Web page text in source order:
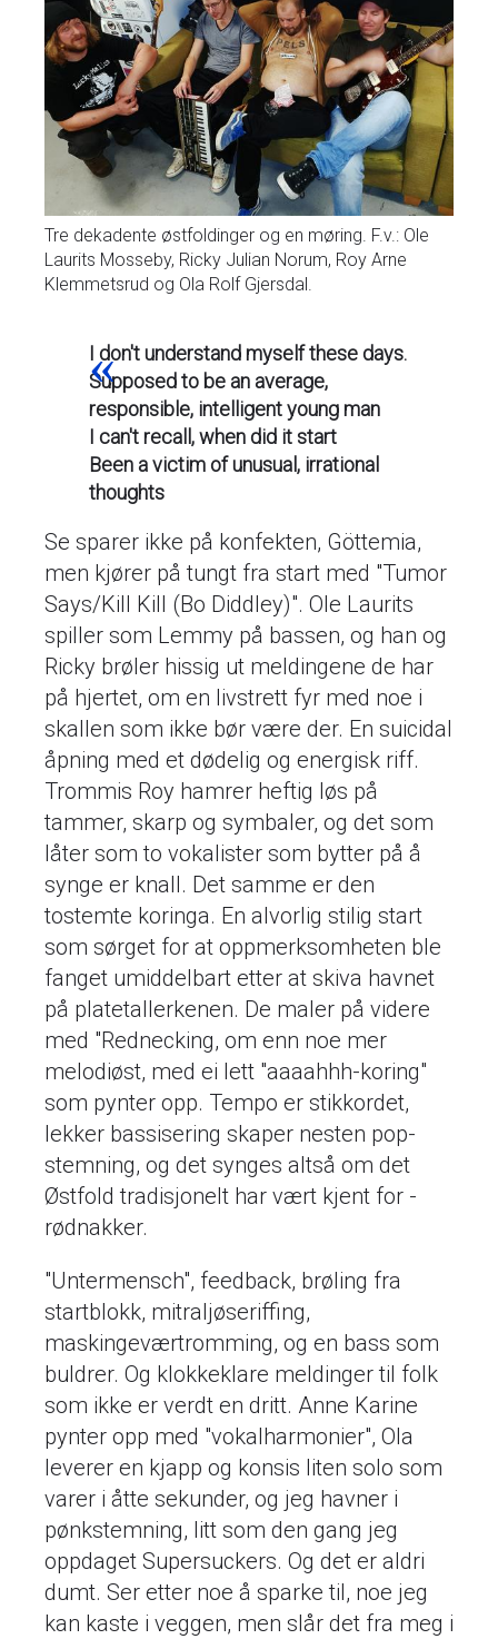
Tre dekadente østfoldinger og en møring. F.v.: Ole
Laurits Mosseby, Ricky Julian Norum, Roy Arne
Klemmetsrud og Ola Rolf Gjersdal.
I don't understand myself these days.
Supposed to be an average,
responsible, intelligent young man
I can't recall, when did it start
Been a victim of unusual, irrational
thoughts
Se sparer ikke på konfekten, Göttemia,
men kjører på tungt fra start med "Tumor
Says/Kill Kill (Bo Diddley)". Ole Laurits
spiller som Lemmy på bassen, og han og
Ricky brøler hissig ut meldingene de har
på hjertet, om en livstrett fyr med noe i
skallen som ikke bør være der. En suicidal
åpning med et dødelig og energisk riff.
Trommis Roy hamrer heftig løs på
tammer, skarp og symbaler, og det som
låter som to vokalister som bytter på å
synge er knall. Det samme er den
tostemte koringa. En alvorlig stilig start
som sørget for at oppmerksomheten ble
fanget umiddelbart etter at skiva havnet
på platetallerkenen. De maler på videre
med "Rednecking, om enn noe mer
melodiøst, med ei lett "aaaahhh-koring"
som pynter opp. Tempo er stikkordet,
lekker bassisering skaper nesten pop-
stemning, og det synges altså om det
Østfold tradisjonelt har vært kjent for -
rødnakker.
"Untermensch", feedback, brøling fra
startblokk, mitraljøseriffing,
maskingeværtromming, og en bass som
buldrer. Og klokkeklare meldinger til folk
som ikke er verdt en dritt. Anne Karine
pynter opp med "vokalharmonier", Ola
leverer en kjapp og konsis liten solo som
varer i åtte sekunder, og jeg havner i
pønkstemning, litt som den gang jeg
oppdaget Supersuckers. Og det er aldri
dumt. Ser etter noe å sparke til, noe jeg
kan kaste i veggen, men slår det fra meg i